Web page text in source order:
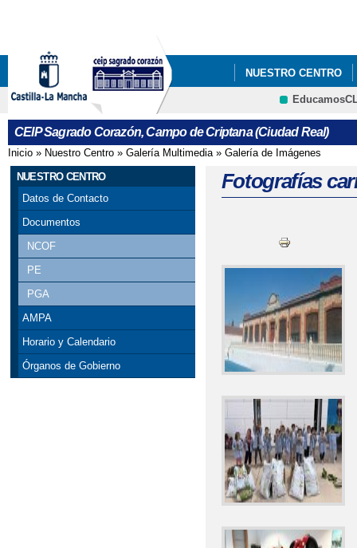
NUESTRO CENTRO
CEIP Sagrado Corazón, Campo de Criptana (Ciudad Real)
Se encuentra usted aquí
Inicio » Nuestro Centro » Galería Multimedia» Galería de Imágenes
NUESTRO CENTRO
Datos de Contacto
Documentos
NCOF
PE
PGA
AMPA
Horario y Calendario
Órganos de Gobierno
Fotografías